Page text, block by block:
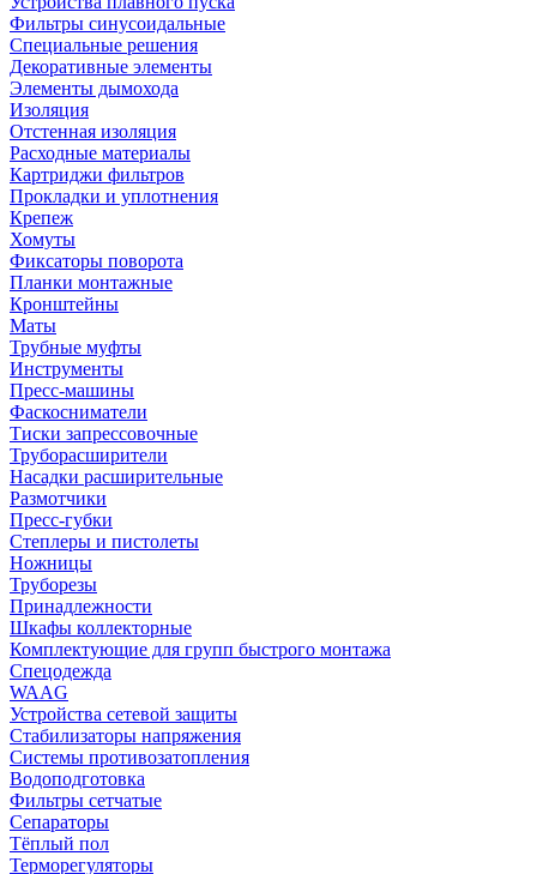
Фильтры синусоидальные
Специальные решения
Декоративные элементы
Элементы дымохода
Изоляция
Отстенная изоляция
Расходные материалы
Картриджи фильтров
Прокладки и уплотнения
Крепеж
Хомуты
Фиксаторы поворота
Планки монтажные
Кронштейны
Маты
Трубные муфты
Инструменты
Пресс-машины
Фаскосниматели
Тиски запрессовочные
Труборасширители
Насадки расширительные
Размотчики
Пресс-губки
Степлеры и пистолеты
Ножницы
Труборезы
Принадлежности
Шкафы коллекторные
Комплектующие для групп быстрого монтажа
Спецодежда
WAAG
Устройства сетевой защиты
Стабилизаторы напряжения
Системы противозатопления
Водоподготовка
Фильтры сетчатые
Сепараторы
Тёплый пол
Терморегуляторы